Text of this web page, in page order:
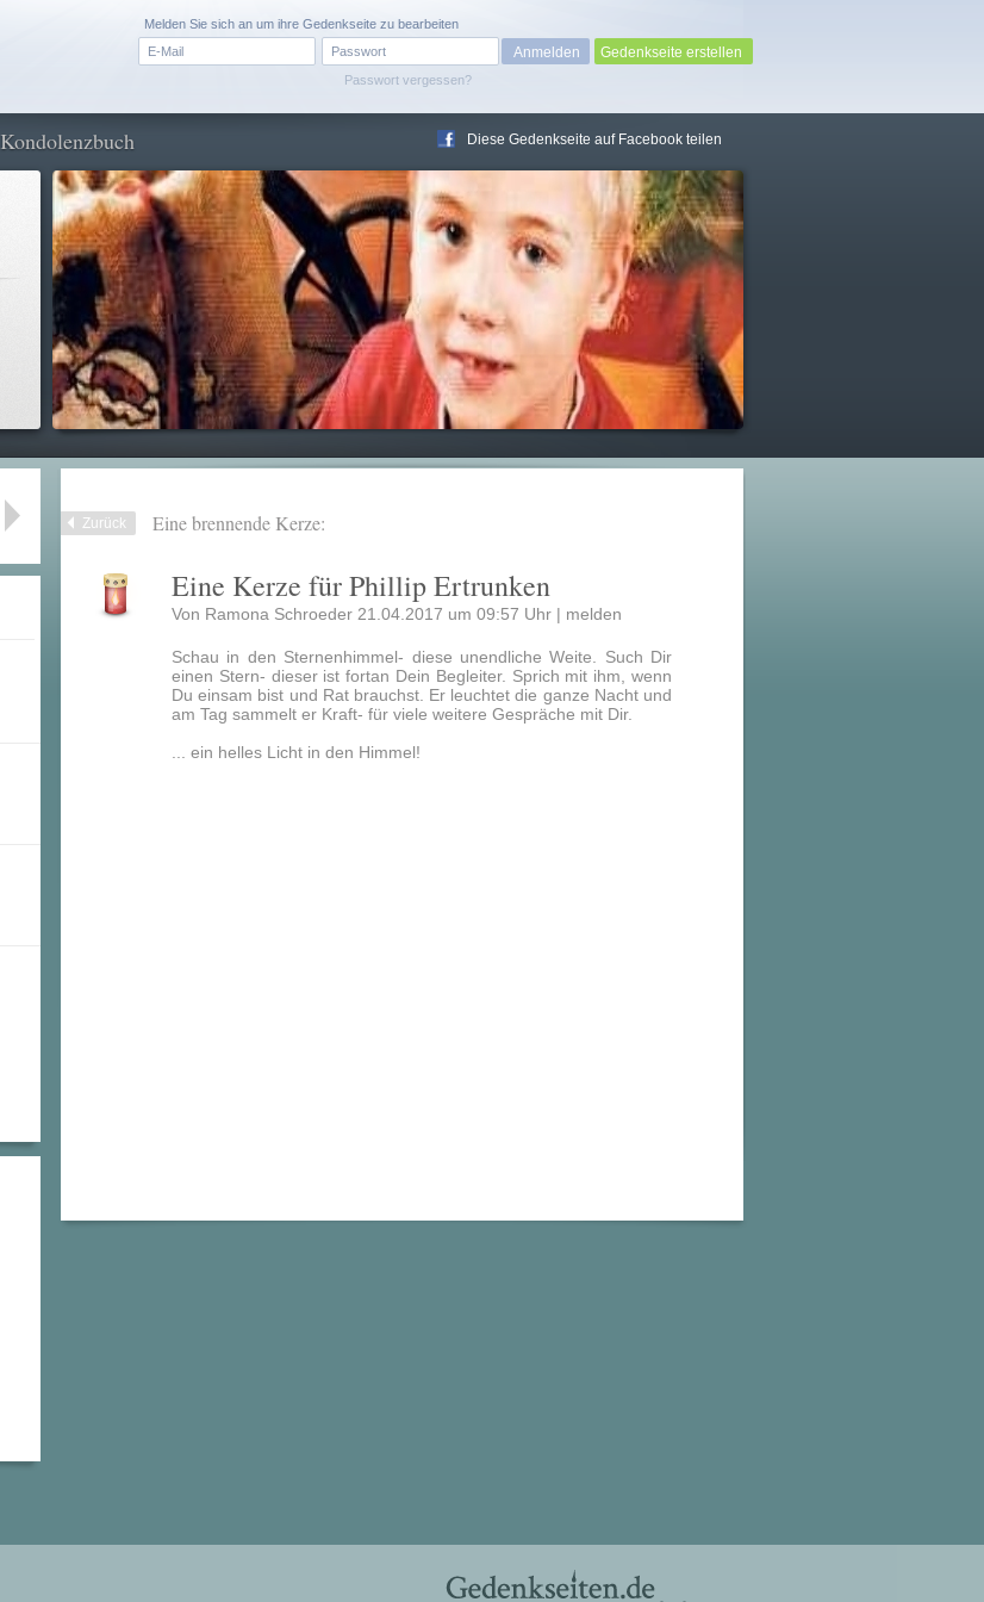
Passwort vergessen?
Melden Sie sich an um ihre Gedenkseite zu bearbeiten
Gedenkseite erstellen
Kondolenzbuch Diese Gedenkseite auf Facebook teilen
Zurück Eine brennende Kerze:
Eine Kerze für Phillip Ertrunken
Von Ramona Schroeder 21.04.2017 um 09:57 Uhr | melden
Schau in den Sternenhimmel- diese unendliche Weite. Such Dir
einen Stern- dieser ist fortan Dein Begleiter. Sprich mit ihm, wenn
Du einsam bist und Rat brauchst. Er leuchtet die ganze Nacht und
am Tag sammelt er Kraft- für viele weitere Gespräche mit Dir.
... ein helles Licht in den Himmel!